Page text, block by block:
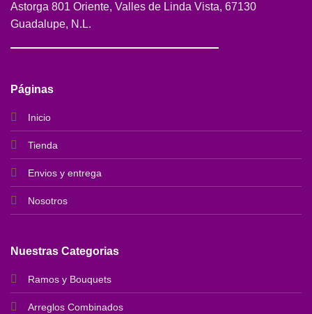
Astorga 801 Oriente, Valles de Linda Vista, 67130
Guadalupe, N.L.
Páginas
Inicio
Tienda
Envios y entrega
Nosotros
Nuestras Categorias
Ramos y Bouquets
Arreglos Combinados